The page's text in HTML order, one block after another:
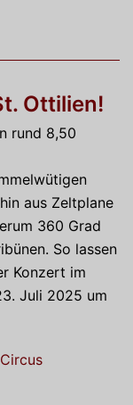
Ottilien!
rund 8,50
aus Zeltplane
360 Grad
So lassen
Konzert im
Juli 2025 um